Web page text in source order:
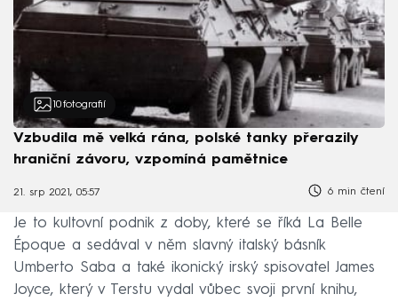
10 fotografií
Vzbudila mě velká rána, polské tanky přerazily
hraniční závoru, vzpomíná pamětnice
21. srp 2021, 05:57 6 min čtení
Je to kultovní podnik z doby, které se říká La Belle
Époque a sedával v něm slavný italský básník
Umberto Saba a také ikonický irský spisovatel James
Joyce, který v Terstu vydal vůbec svoji první knihu,